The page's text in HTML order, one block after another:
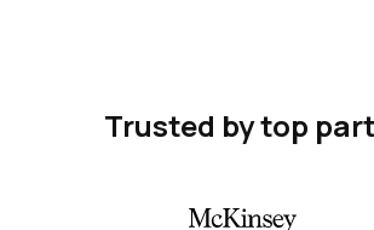
Trusted by top